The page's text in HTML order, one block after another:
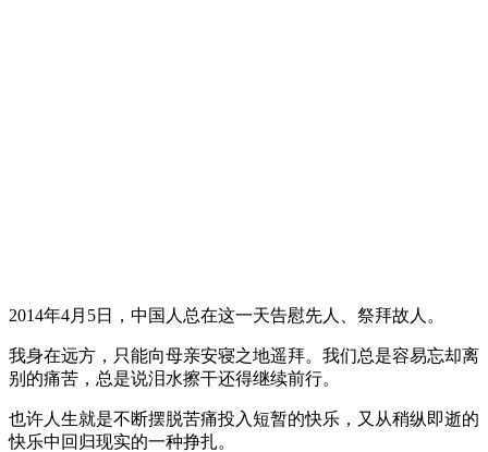
2014年4月5日，中国人总在这一天告慰先人、祭拜故人。
我身在远方，只能向母亲安寝之地遥拜。我们总是容易忘却离
别的痛苦，总是说泪水擦干还得继续前行。
也许人生就是不断摆脱苦痛投入短暂的快乐，又从稍纵即逝的
快乐中回归现实的一种挣扎。